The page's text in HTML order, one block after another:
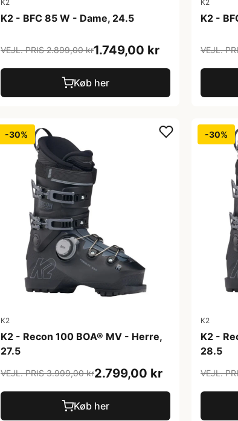
K2
K2 - BFC 85 W - Dame, 24.5
VEJL. PRIS 2.899,00 kr1.749,00 kr
Køb her
K2
K2 -
VEJL.
-30%
K2
K2 - Recon 100 BOA® MV - Herre,
27.5
VEJL. PRIS 3.999,00 kr2.799,00 kr
Køb her
-30%
K2
K2 -
28.5
VEJL.